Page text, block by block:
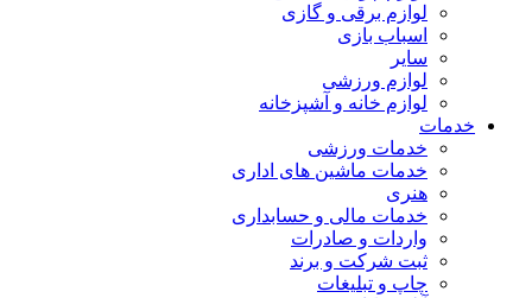
لوازم برقی و گازی
اسباب بازی
سایر
لوازم ورزشی
لوازم خانه و آشپزخانه
خدمات
خدمات ورزشی
خدمات ماشین های اداری
هنری
خدمات مالی و حسابداری
واردات و صادرات
ثبت شرکت و برند
چاپ و تبلیغات